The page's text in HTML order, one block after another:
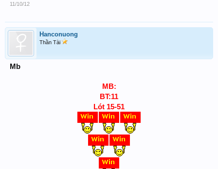
11/10/12
Hanconuong
Thần Tài
Mb
MB:
BT:11
Lót 15-51